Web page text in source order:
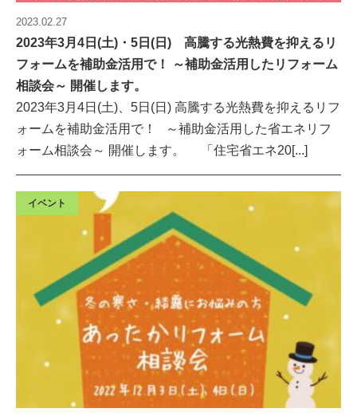
2023.02.27
2023年3月4日(土)・5日(日) 高騰する光熱費を抑えるリ
フォームを補助金活用で！ ～補助金活用したリフォーム
相談会～ 開催します。
2023年3月4日(土)、5日(日) 高騰する光熱費を抑えるリフ
ォームを補助金活用で！ ～補助金活用した省エネリフ
ォーム相談会～ 開催します。 「住宅省エネ20[...]
イベント